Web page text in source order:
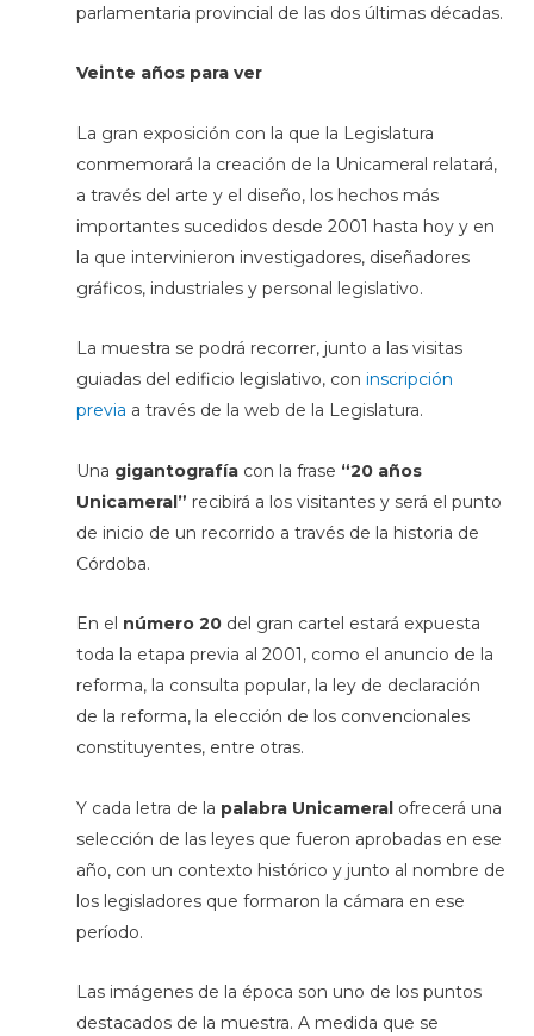
parlamentaria provincial de las dos últimas décadas.
Veinte años para ver
La gran exposición con la que la Legislatura
conmemorará la creación de la Unicameral relatará,
a través del arte y el diseño, los hechos más
importantes sucedidos desde 2001 hasta hoy y en
la que intervinieron investigadores, diseñadores
gráficos, industriales y personal legislativo.
La muestra se podrá recorrer, junto a las visitas
guiadas del edificio legislativo, con inscripción
previa a través de la web de la Legislatura.
Una gigantografíacon la frase “20 años
Unicameral” recibirá a los visitantes y será el punto
de inicio de un recorrido a través de la historia de
Córdoba.
En el número 20del gran cartel estará expuesta
toda la etapa previa al 2001, como el anuncio de la
reforma, la consulta popular, la ley de declaración
de la reforma, la elección de los convencionales
constituyentes, entre otras.
Y cada letra de la palabra Unicameralofrecerá una
selección de las leyes que fueron aprobadas en ese
año, con un contexto histórico y junto al nombre de
los legisladores que formaron la cámara en ese
período.
Las imágenes de la época son uno de los puntos
destacados de la muestra. A medida que se